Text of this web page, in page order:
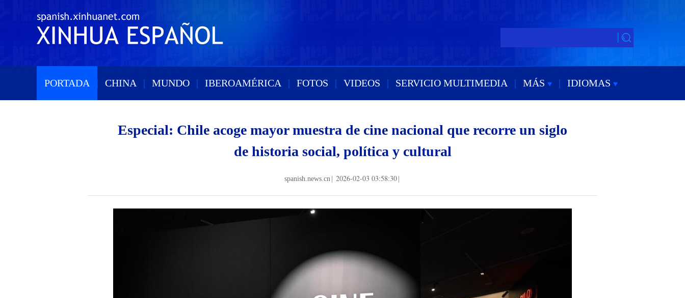
PORTADA | CHINA | MUNDO | IBEROAMÉRICA | FOTOS | VIDEOS | SERVICIO MULTIMEDIA | MÁS | IDIOMAS
Especial: Chile acoge mayor muestra de cine nacional que recorre un siglo
de historia social, política y cultural
spanish.news.cn 2026-02-03 03:58:30